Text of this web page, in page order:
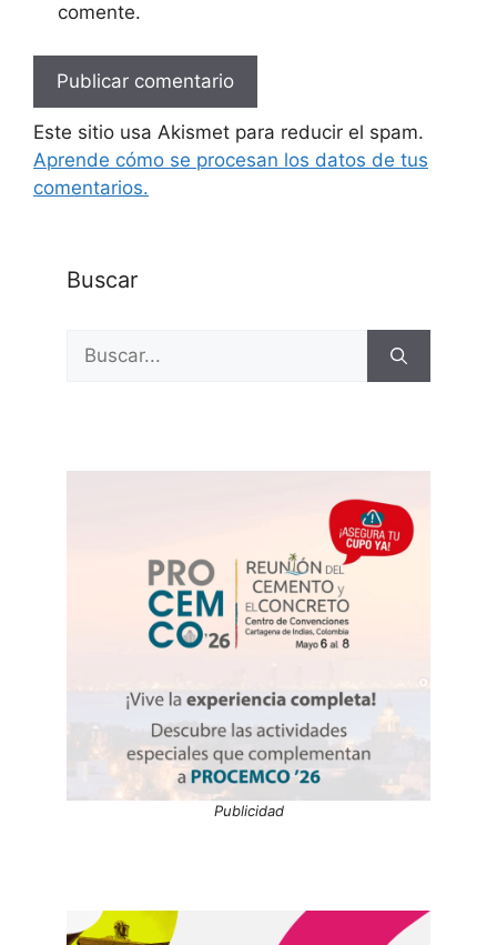
comente.
Este sitio usa Akismet para reducir el spam.
Aprende cómo se procesan los datos de tus
comentarios.
Buscar
Buscar:
Publicidad